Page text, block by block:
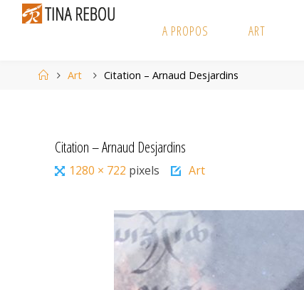
A PROPOS ART
Home
Art Citation – Arnaud Desjardins
Citation – Arnaud Desjardins
Full1280 × 722 pixels Art